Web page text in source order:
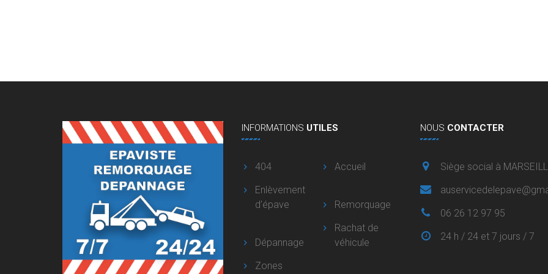
INFORMATIONS UTILES
404
Accueil
Enlèvement
d’épave
Remorquage
Dépannage
Rachat de
véhicule
Zones
NOUS CONTACTER
Siège social à
06 26 12 97 95
24 h / 24 et 7 jours / 7